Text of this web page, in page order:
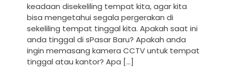
keadaan disekeliling tempat kita, agar kita
bisa mengetahui segala pergerakan di
sekeliling tempat tinggal kita. Apakah saat ini
anda tinggal di sPasar Baru? Apakah anda
ingin memasang kamera CCTV untuk tempat
tinggal atau kantor? Apa […]